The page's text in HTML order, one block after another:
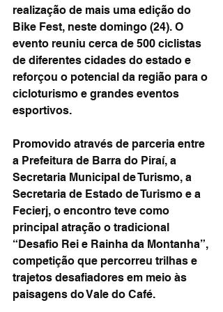
realização de mais uma edição do
Bike Fest, neste domingo (24). O
evento reuniu cerca de 500 ciclistas
de diferentes cidades do estado e
reforçou o potencial da região para o
cicloturismo e grandes eventos
esportivos.
Promovido através de parceria entre
a Prefeitura de Barra do Piraí, a
Secretaria Municipal de Turismo, a
Secretaria de Estado de Turismo e a
Fecierj, o encontro teve como
principal atração o tradicional
“Desafio Rei e Rainha da Montanha”,
competição que percorreu trilhas e
trajetos desafiadores em meio às
paisagens do Vale do Café.